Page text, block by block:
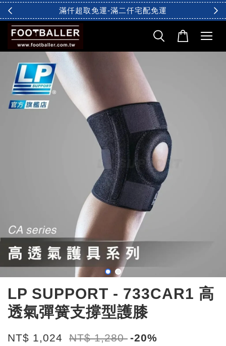
滿仟超取免運-滿二仟宅配免運
LP SUPPORT - 733CAR1 高
透氣彈簧支撐型護膝
NT$ 1,024 NT$ 1,280 -20%